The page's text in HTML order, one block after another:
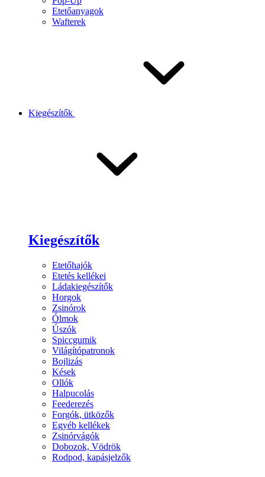
Etetőanyagok
Wafterek
Kiegészítők
Kiegészítők
Etetőhajók
Etetés kellékei
Ládakiegészítők
Horgok
Zsinórok
Ólmok
Úszók
Spiccgumik
Világítópatronok
Bojlizás
Kések
Ollók
Halpucolás
Feederezés
Forgók, ütközők
Egyéb kellékek
Zsinórvágók
Dobozok, Vödrök
Rodpod, kapásjelzők